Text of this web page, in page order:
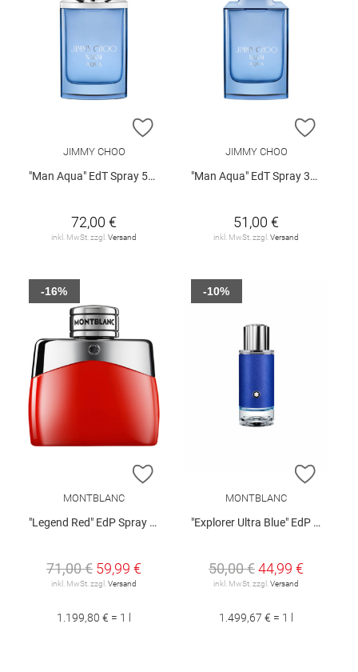
ZUR WUNSCHLISTE HINZUFÜGEN
JIMMY CHOO
"Man Aqua" EdT Spray 50 ml
72,00 €
inkl. MwSt. zzgl.Versand
ZUR
JIMMY CHOO
"Man Aqua" EdT Spray 30 ml
51,00 €
inkl. MwSt. zzgl.Versand
ZUR WUNSCHLISTE HINZUFÜGEN
MONTBLANC
"Legend Red" EdP Spray 50 ml
71,00 € 59,99 €
inkl. MwSt. zzgl.Versand
1.199,80 € = 1 l
-16%
ZUR
MONTBLANC
"Explorer Ultra Blue" EdP Spray 30 ml
50,00 €44,99 €
inkl. MwSt. zzgl.Versand
1.499,67 € = 1 l
-10%